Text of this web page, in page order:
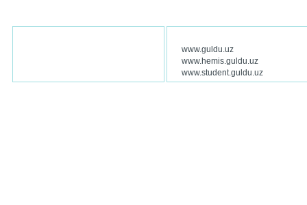
www.guldu.uz
www.hemis.guldu.uz
www.student.guldu.uz